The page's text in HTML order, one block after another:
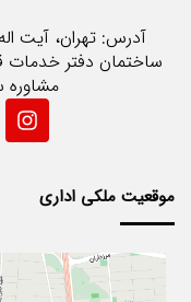
آدرس: تهران، آیت
ساختمان دفتر خدمات قضایی، واحد
مشاوره سریع :
موقعیت ملکی اداری